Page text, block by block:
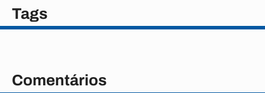
Tags
Comentários